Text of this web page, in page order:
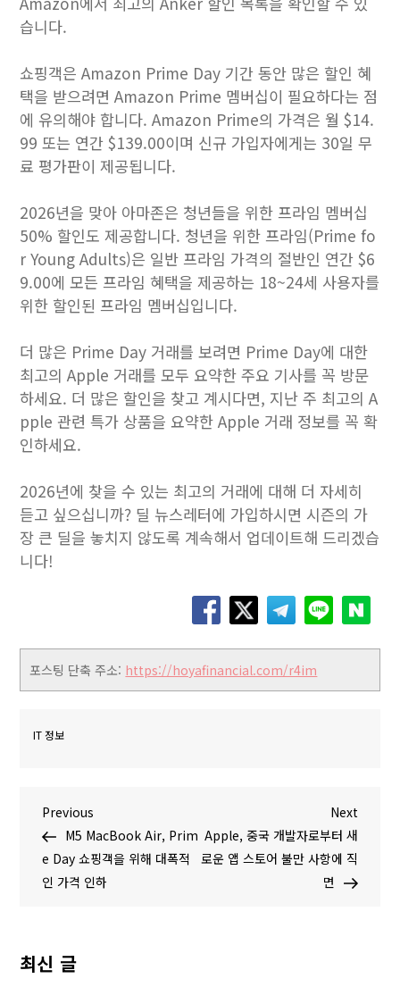
습니다.
쇼핑객은 Amazon Prime Day 기간 동안 많은 할인 혜
택을 받으려면 Amazon Prime 멤버십이 필요하다는 점
에 유의해야 합니다. Amazon Prime의 가격은 월 $14.
99 또는 연간 $139.00이며 신규 가입자에게는 30일 무
료 평가판이 제공됩니다.
2026년을 맞아 아마존은 청년들을 위한 프라임 멤버십
50% 할인도 제공합니다. 청년을 위한 프라임(Prime fo
r Young Adults)은 일반 프라임 가격의 절반인 연간 $6
9.00에 모든 프라임 혜택을 제공하는 18~24세 사용자를
위한 할인된 프라임 멤버십입니다.
더 많은 Prime Day 거래를 보려면 Prime Day에 대한
최고의 Apple 거래를 모두 요약한 주요 기사를 꼭 방문
하세요. 더 많은 할인을 찾고 계시다면, 지난 주 최고의 A
pple 관련 특가 상품을 요약한 Apple 거래 정보를 꼭 확
인하세요.
2026년에 찾을 수 있는 최고의 거래에 대해 더 자세히
듣고 싶으십니까? 딜 뉴스레터에 가입하시면 시즌의 가
장 큰 딜을 놓치지 않도록 계속해서 업데이트해 드리겠습
니다!
포스팅 단축 주소: https://hoyafinancial.com/r4im
IT 정보
글
탐
P
r
e
v
s
Previous
M5 MacBook Air, Prim
e Day 쇼핑객을 위해 대폭적
인 가격 인하
N
e
t
Next
Apple, 중국 개발자로부터 새
로운 앱 스토어 불만 사항에 직
면
최신 글